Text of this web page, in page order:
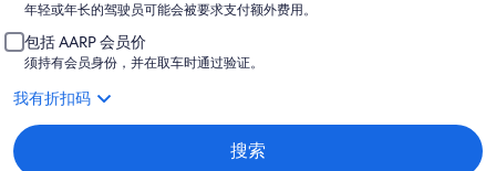
年轻或年长的驾驶员可能会被要求支付额外费用。
包括 AARP 会员价
须持有会员身份，并在取车时通过验证。
我有折扣码
搜索